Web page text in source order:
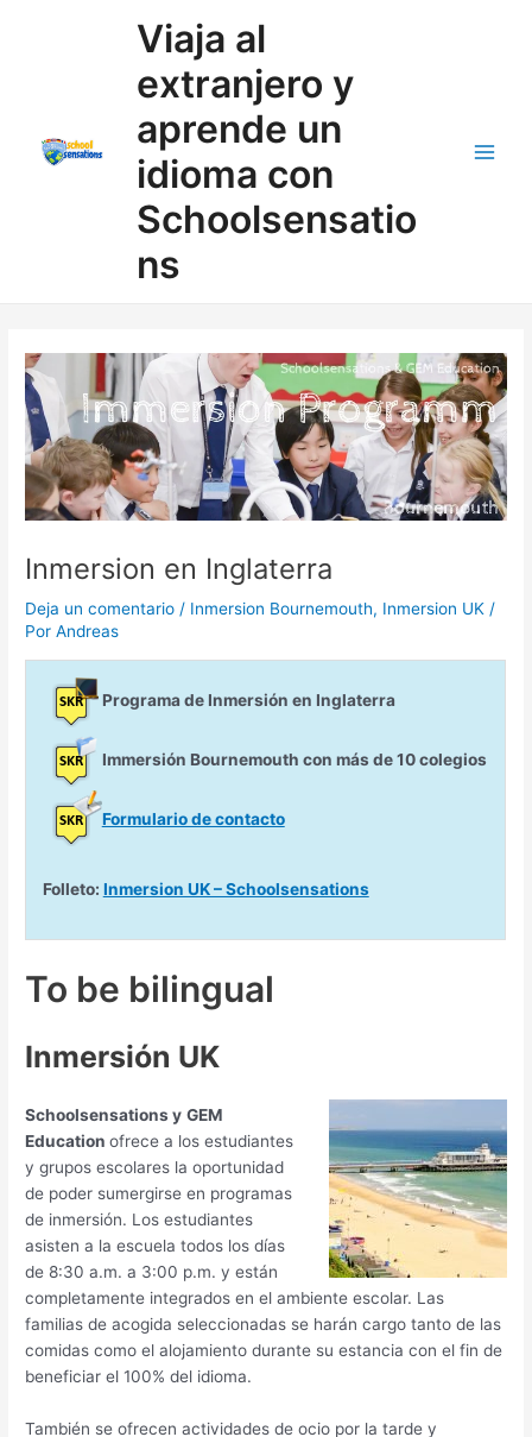
Viaja al
extranjero y
aprende un
idioma con
Schoolsensatio
ns
Inmersion en Inglaterra
Deja un comentario / Inmersion Bournemouth, Inmersion UK /
PorAndreas
Programa de Inmersión en Inglaterra
Immersión Bournemouth con más de 10 colegios
Formulario de contacto
Folleto: Inmersion UK – Schoolsensations
To be bilingual
Inmersión UK
Schoolsensations y GEM
Educationofrece a los estudiantes
y grupos escolares la oportunidad
de poder sumergirse en programas
de inmersión. Los estudiantes
asisten a la escuela todos los días
de 8:30 a.m. a 3:00 p.m. y están
completamente integrados en el ambiente escolar. Las
familias de acogida seleccionadas se harán cargo tanto de las
comidas como el alojamiento durante su estancia con el fin de
beneficiar el 100% del idioma.
También se ofrecen actividades de ocio por la tarde y